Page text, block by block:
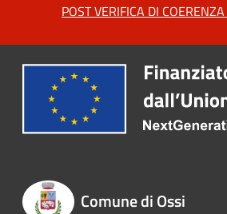
POST VERIFICA DI
Comune di Ossi